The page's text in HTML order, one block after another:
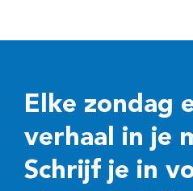
Elke zondag
verhaal in je
Schrijf je in